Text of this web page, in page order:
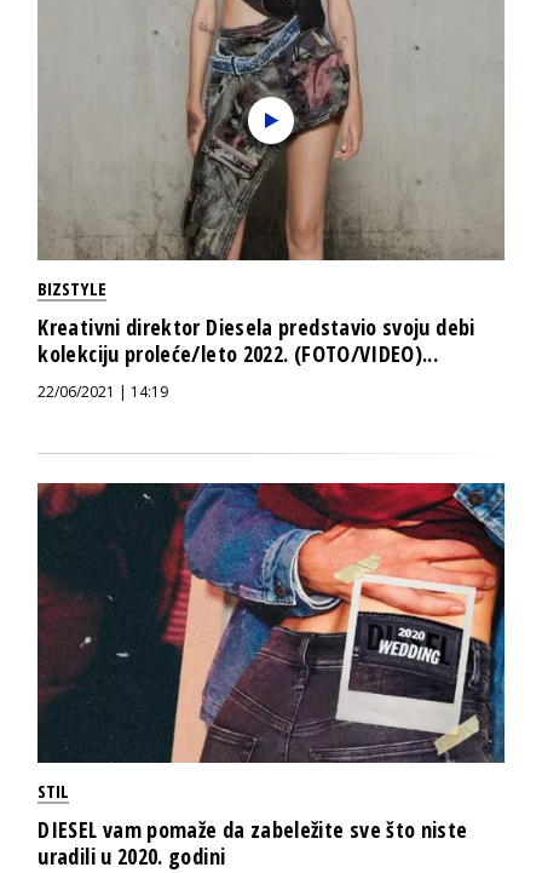
BIZSTYLE
Kreativni direktor Diesela predstavio svoju debi
kolekciju proleće/leto 2022. (FOTO/VIDEO)...
22/06/2021 | 14:19
STIL
DIESEL vam pomaže da zabeležite sve što niste
uradili u 2020. godini